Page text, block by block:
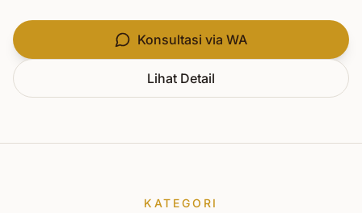
Konsultasi via WA
Lihat Detail
KATEGORI